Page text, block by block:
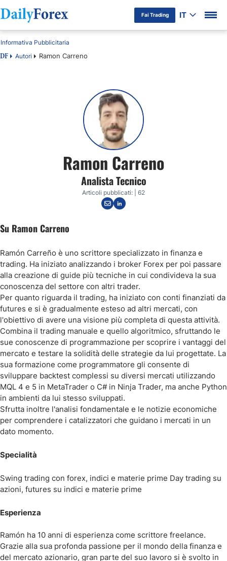
Fai Trading IT
DF Autori Ramon Carreno
Informativa Pubblicitaria
Ramon Carreno
Analista Tecnico
Articoli pubblicati: | 62
Su Ramon Carreno
Ramón Carreño è uno scrittore specializzato in finanza e
trading. Ha iniziato analizzando i broker Forex per poi passare
alla creazione di guide più tecniche in cui condivideva la sua
conoscenza del settore con altri trader.
Per quanto riguarda il trading, ha iniziato con conti finanziati da
futures e si è gradualmente esteso ad altri mercati, con
l'obiettivo di avere una visione più completa di questa attività.
Combina il trading manuale e quello algoritmico, sfruttando le
sue conoscenze di programmazione per scoprire i vantaggi del
mercato e testare la solidità delle strategie da lui progettate. La
sua formazione come programmatore gli consente di
sviluppare backtest complessi su diversi mercati utilizzando
MQL 4 e 5 in MetaTrader o C# in Ninja Trader, ma anche Python
in ambienti da lui stesso sviluppati.
Sfrutta inoltre l'analisi fondamentale e le notizie economiche
per comprendere i catalizzatori che guidano i mercati in un
dato momento.
Specialità
Swing trading con forex, indici e materie prime Day trading su
azioni, futures su indici e materie prime
Esperienza
Ramón ha 10 anni di esperienza come scrittore freelance.
Grazie alla sua profonda passione per il mondo della finanza e
del mercato azionario, gran parte del suo lavoro si è svolto in